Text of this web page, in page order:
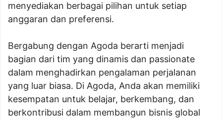
menyediakan berbagai pilihan untuk setiap
anggaran dan preferensi.
Bergabung dengan Agoda berarti menjadi
bagian dari tim yang dinamis dan passionate
dalam menghadirkan pengalaman perjalanan
yang luar biasa. Di Agoda, Anda akan memiliki
kesempatan untuk belajar, berkembang, dan
berkontribusi dalam membangun bisnis global